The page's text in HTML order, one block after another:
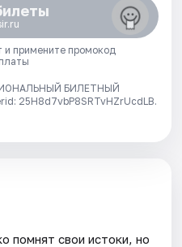
и примените промокод
БИЛЕТНЫЙ
25H8d7vbP8SRTvHZrUcdLB.
помнят свои истоки, но